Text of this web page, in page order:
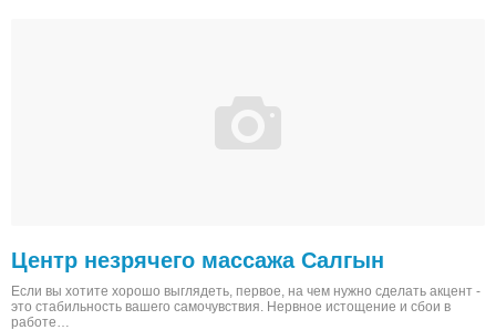
Центр незрячего массажа Салгын
Если вы хотите хорошо выглядеть, первое, на чем нужно сделать акцент -
это стабильность вашего самочувствия. Нервное истощение и сбои в
работе…